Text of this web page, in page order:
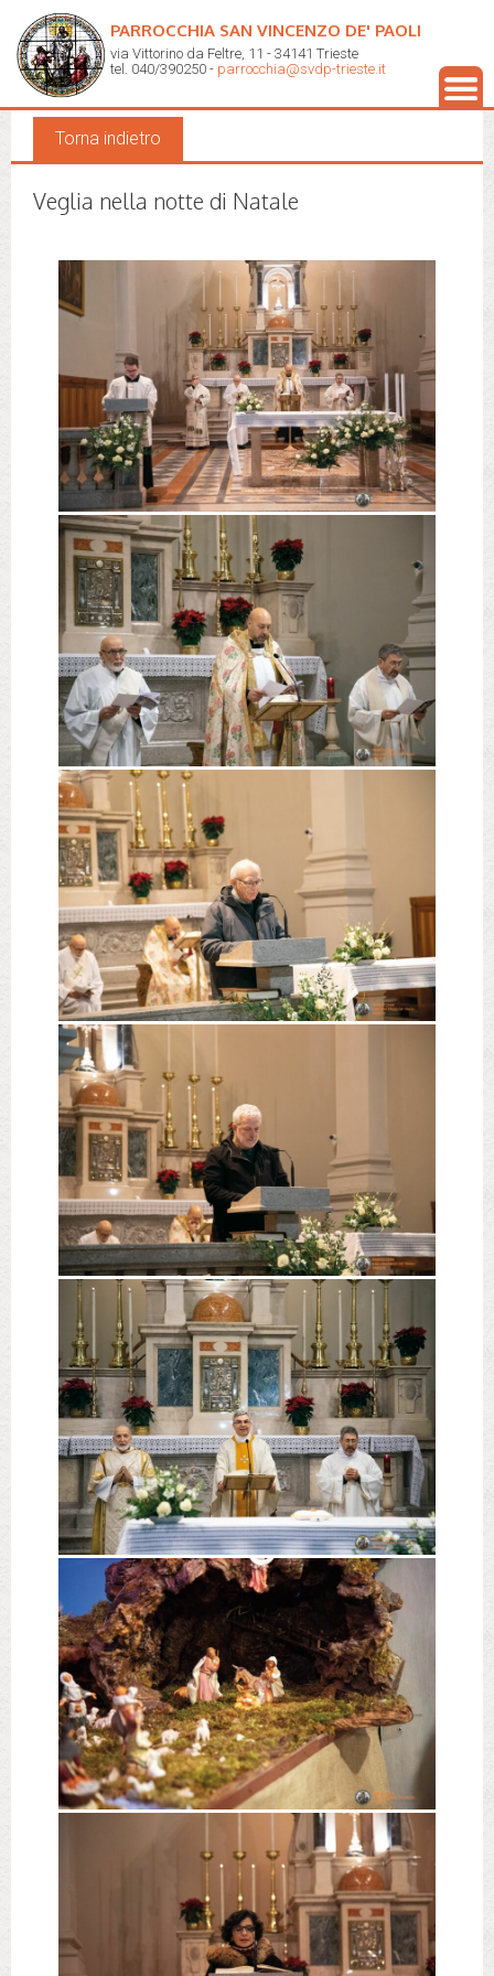
PARROCCHIA SAN VINCENZO DE' PAOLI
via Vittorino da Feltre, 11 - 34141 Trieste
tel. 040/390250 - parrocchia@svdp-trieste.it
Galleria fotografica
Torna indietro
Veglia nella notte di Natale